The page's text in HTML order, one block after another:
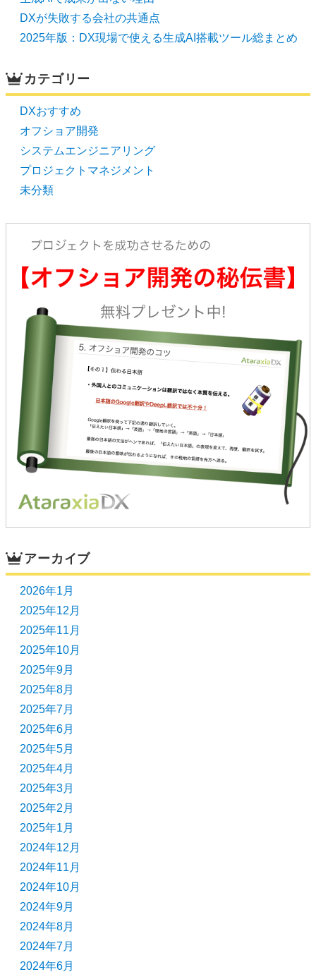
DXが失敗する会社の共通点
2025年版：DX現場で使える生成AI搭載ツール総まとめ
カテゴリー
DXおすすめ
オフショア開発
システムエンジニアリング
プロジェクトマネジメント
未分類
アーカイブ
2026年1月
2025年12月
2025年11月
2025年10月
2025年9月
2025年8月
2025年7月
2025年6月
2025年5月
2025年4月
2025年3月
2025年2月
2025年1月
2024年12月
2024年11月
2024年10月
2024年9月
2024年8月
2024年7月
2024年6月